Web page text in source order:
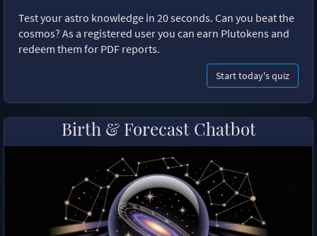
Test your astro knowledge in 20 seconds. Can you beat the
cosmos? As a registered user you can earn Plutokens and
redeem them for PDF reports.
Start today's quiz
Birth & Forecast Chatbot